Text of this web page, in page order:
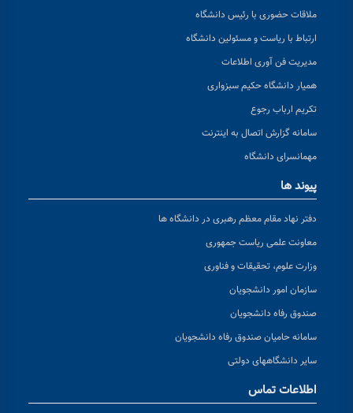
ملاقات حضوری با رئیس دانشگاه
ارتباط با ریاست و مسئولین دانشگاه
مدیریت فن آوری اطلاعات
همیار دانشگاه حکیم سبزواری
تکریم ارباب رجوع
سامانه گزارش اتصال به اینترنت
مهمانسرای دانشگاه
پیوند ها
دفتر نهاد مقام معظم رهبری در دانشگاه ها
معاونت علمی ریاست جمهوری
وزارت علوم، تحقیقات و فناوری
سازمان امور دانشجویان
صندوق رفاه دانشجویان
سامانه حامیان صندوق رفاه دانشجویان
سایر دانشگاههای دولتی
اطلاعات تماس